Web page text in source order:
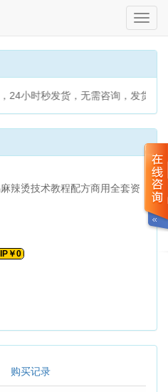
切
换
导
无需咨询，发货方式为百度网
辣烫技术教程配方商用全套资
￥0
购买记录